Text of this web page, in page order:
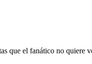
que el fanático no quiere